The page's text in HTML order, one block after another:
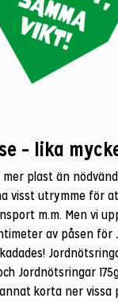
– lika
mer plast än
visst utrymme för
m.m. Men vi
av påsen för
Jordnötsringar
korta ner vissa